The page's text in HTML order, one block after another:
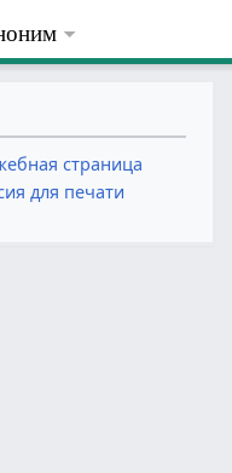
страница
для печати